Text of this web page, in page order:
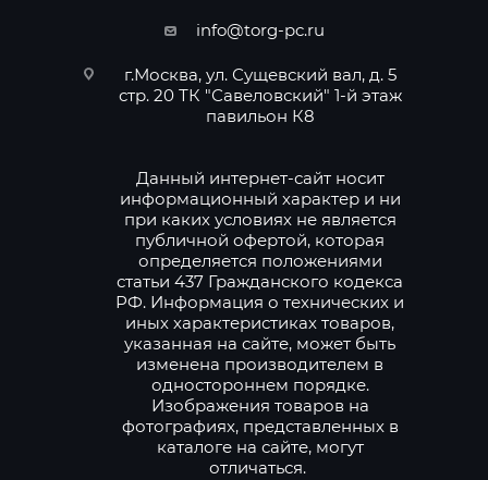
info@torg-pc.ru
г.Москва, ул. Сущевский вал, д. 5
стр. 20 ТК "Савеловский" 1-й этаж
павильон К8
Данный интернет-сайт носит
информационный характер и ни
при каких условиях не является
публичной офертой, которая
определяется положениями
статьи 437 Гражданского кодекса
РФ. Информация о технических и
иных характеристиках товаров,
указанная на сайте, может быть
изменена производителем в
одностороннем порядке.
Изображения товаров на
фотографиях, представленных в
каталоге на сайте, могут
отличаться.